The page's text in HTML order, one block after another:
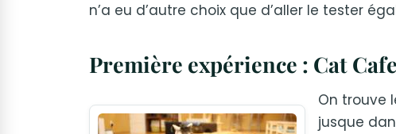
n’a eu d’autre choix que d’aller le tester
Première expérience : Cat
On trouve
jusque